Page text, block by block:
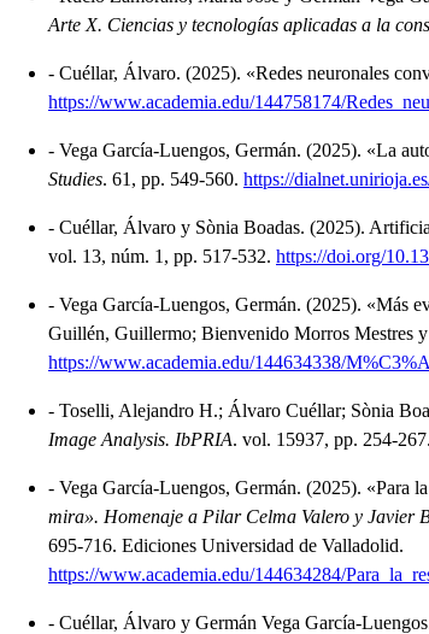
Arte X. Ciencias y tecnologías aplicadas a la
- Cuéllar, Álvaro. (2025). «Redes neuronales
https://www.academia.edu/144758174/
- Vega García-Luengos, Germán. (2025). «La
Studies. 61, pp. 549-560. https://
- Cuéllar, Álvaro y Sònia Boadas. (2025).
vol. 13, núm. 1, pp. 517-532. https://doi.org/
- Vega García-Luengos, Germán. (2025). «Más
Guillén, Guillermo; Bienvenido Morros Mestres
https://www.academia.edu/144634338/
- Toselli, Alejandro H.; Álvaro Cuéllar; Sònia
Image Analysis. IbPRIA. vol. 15937, pp. 254-267.
- Vega García-Luengos, Germán. (2025). «Para
mira». Homenaje a Pilar Celma Valero y Javier
695-716. Ediciones Universidad de Valladolid.
https://www.academia.edu/144634284/
- Cuéllar, Álvaro y Germán Vega García-